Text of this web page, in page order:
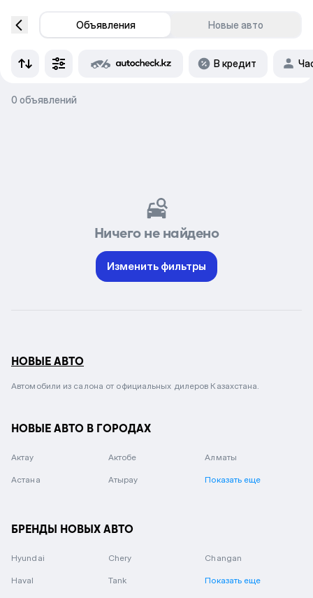
Объявления Новые авто
В кредит
0 объявлений
Ничего не найдено
Изменить фильтры
НОВЫЕ АВТО
Автомобили из салона от официальных дилеров Казахстана.
НОВЫЕ АВТО В ГОРОДАХ
Актау Актобе Алматы
Астана Атырау Показать еще
БРЕНДЫ НОВЫХ АВТО
Hyundai Chery Changan
Haval Tank Показать еще